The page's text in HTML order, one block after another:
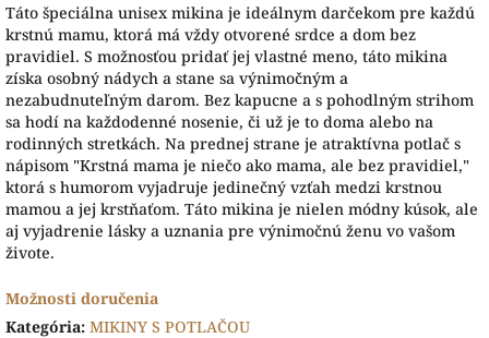
Táto špeciálna unisex mikina je ideálnym darčekom pre každú
krstnú mamu, ktorá má vždy otvorené srdce a dom bez
pravidiel. S možnosťou pridať jej vlastné meno, táto mikina
získa osobný nádych a stane sa výnimočným a
nezabudnuteľným darom. Bez kapucne a s pohodlným strihom
sa hodí na každodenné nosenie, či už je to doma alebo na
rodinných stretkách. Na prednej strane je atraktívna potlač s
nápisom "Krstná mama je niečo ako mama, ale bez pravidiel,"
ktorá s humorom vyjadruje jedinečný vzťah medzi krstnou
mamou a jej krstňaťom. Táto mikina je nielen módny kúsok, ale
aj vyjadrenie lásky a uznania pre výnimočnú ženu vo vašom
živote.
Možnosti doručenia
Kategória: MIKINY S POTLAČOU